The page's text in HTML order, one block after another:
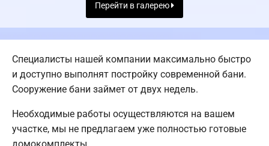
Перейти в галерею
Специалисты нашей компании максимально быстро
и доступно выполнят постройку современной бани.
Сооружение бани займет от двух недель.
Необходимые работы осуществляются на вашем
участке, мы не предлагаем уже полностью готовые